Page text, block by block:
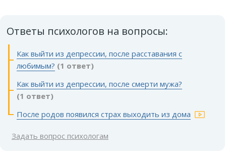
Ответы психологов на вопросы:
Как выйти из депрессии, после расставания с
любимым? (1 ответ)
Как выйти из депрессии, после смерти мужа?
(1 ответ)
После родов появился страх выходить из дома
Задать вопрос психологам